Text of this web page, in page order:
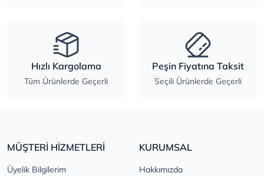
Hızlı Kargolama
Tüm Ürünlerde Geçerli
Peşin Fiyatına Taksit
Seçili Ürünlerde Geçerli
MÜŞTERİ HİZMETLERİ
Üyelik Bilgilerim
KURUMSAL
Hakkımızda